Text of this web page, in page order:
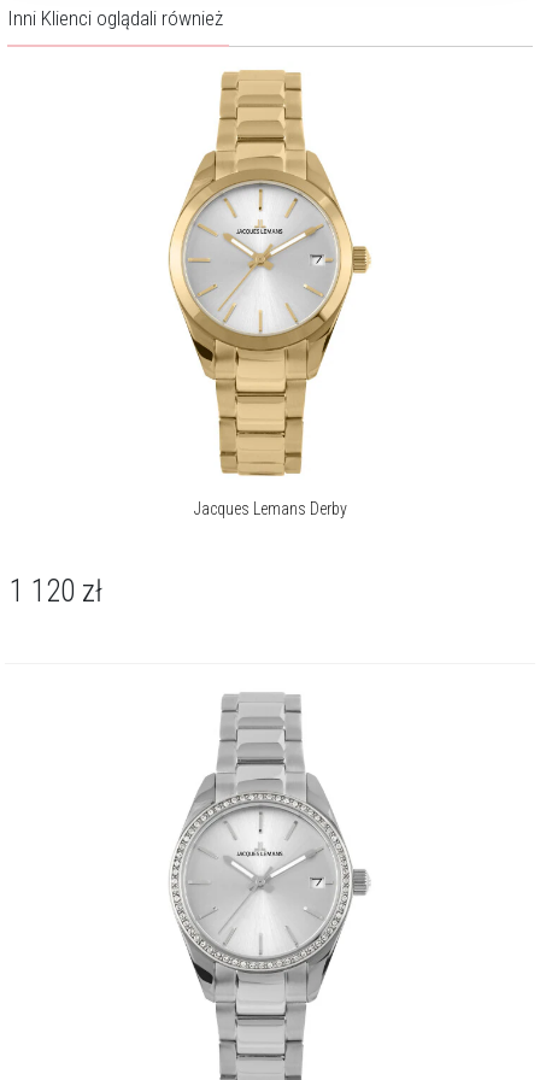
Inni Klienci oglądali również
Jacques Lemans Derby
1 120 zł